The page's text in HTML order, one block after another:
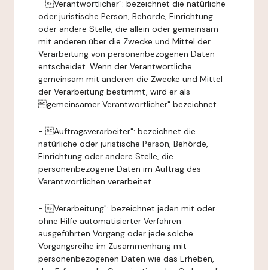
- Verantwortlicher": bezeichnet die natürliche
oder juristische Person, Behörde, Einrichtung
oder andere Stelle, die allein oder gemeinsam
mit anderen über die Zwecke und Mittel der
Verarbeitung von personenbezogenen Daten
entscheidet. Wenn der Verantwortliche
gemeinsam mit anderen die Zwecke und Mittel
der Verarbeitung bestimmt, wird er als
gemeinsamer Verantwortlicher" bezeichnet.
- Auftragsverarbeiter": bezeichnet die
natürliche oder juristische Person, Behörde,
Einrichtung oder andere Stelle, die
personenbezogene Daten im Auftrag des
Verantwortlichen verarbeitet.
- Verarbeitung": bezeichnet jeden mit oder
ohne Hilfe automatisierter Verfahren
ausgeführten Vorgang oder jede solche
Vorgangsreihe im Zusammenhang mit
personenbezogenen Daten wie das Erheben,